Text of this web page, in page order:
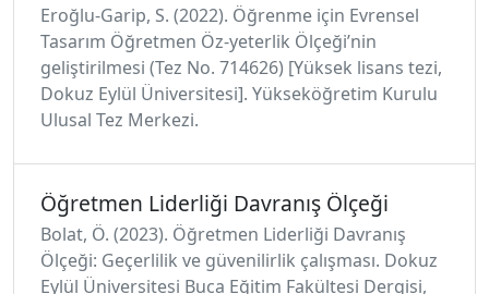
Eroğlu-Garip, S. (2022). Öğrenme için Evrensel
Tasarım Öğretmen Öz-yeterlik Ölçeği’nin
geliştirilmesi (Tez No. 714626) [Yüksek lisans tezi,
Dokuz Eylül Üniversitesi]. Yükseköğretim Kurulu
Ulusal Tez Merkezi.
Öğretmen Liderliği Davranış Ölçeği
Bolat, Ö. (2023). Öğretmen Liderliği Davranış
Ölçeği: Geçerlilik ve güvenilirlik çalışması. Dokuz
Eylül Üniversitesi Buca Eğitim Fakültesi Dergisi,